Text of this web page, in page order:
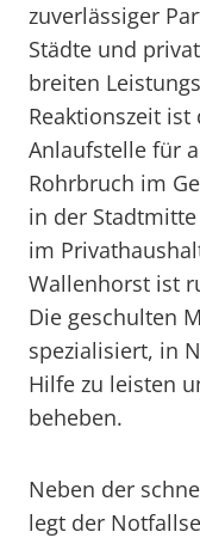
zuverlässiger
Städte und
breiten
Reaktionszeit
Anlaufstelle für
Rohrbruch im
in der
im
Wallenhorst ist
Die geschulten
spezialisiert, in
Hilfe zu leisten
beheben.
Neben der
legt der